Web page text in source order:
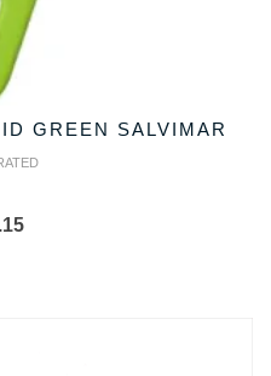
GREEN SALVIMAR